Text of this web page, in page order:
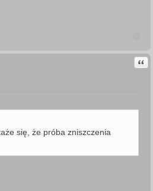
Cytuj
się, że próba zniszczenia